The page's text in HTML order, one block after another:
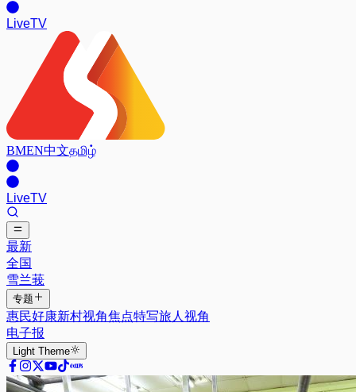
LiveTV
BMEN中文தமிழ்
LiveTV
最新
全国
雪兰莪
专题
惠民好康新村视角焦点特写旅人视角
电子报
Light Theme